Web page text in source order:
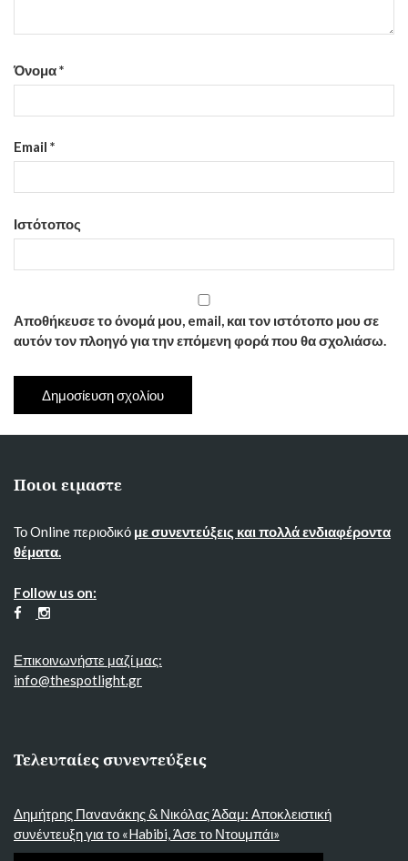
Όνομα*
Email *
Ιστότοπος
Αποθήκευσε το όνομά μου, email, και τον ιστότοπο μου σε
αυτόν τον πλοηγό για την επόμενη φορά που θα σχολιάσω.
Ποιοι ειμαστε
Το Online περιοδικό με συνεντεύξεις και πολλά ενδιαφέροντα
θέματα.
Follow us on:
Επικοινωνήστε μαζί μας:
info@thespotlight.gr
Τελευταίες συνεντεύξεις
Δημήτρης Πανανάκης & Νικόλας Άδαμ: Αποκλειστική
συνέντευξη για το «Habibi, Άσε το Ντουμπάι»